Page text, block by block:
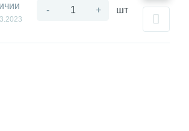
- + шт